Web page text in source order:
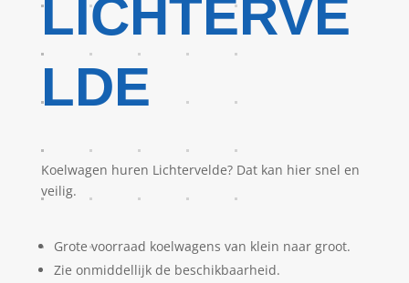
LICHTERVE
LDE
Koelwagen huren Lichtervelde? Dat kan hier snel en
veilig.
Grote voorraad koelwagens van klein naar groot.
Zie onmiddellijk de beschikbaarheid.